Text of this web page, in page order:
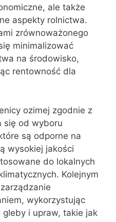
ale także
aspekty rolnictwa.
zrównoważonego
minimalizować
na środowisko,
rentowność dla
ozimej zgodnie z
się od wyboru
są odporne na
wysokiej jakości
do lokalnych
Kolejnym
wykorzystując
i upraw, takie jak